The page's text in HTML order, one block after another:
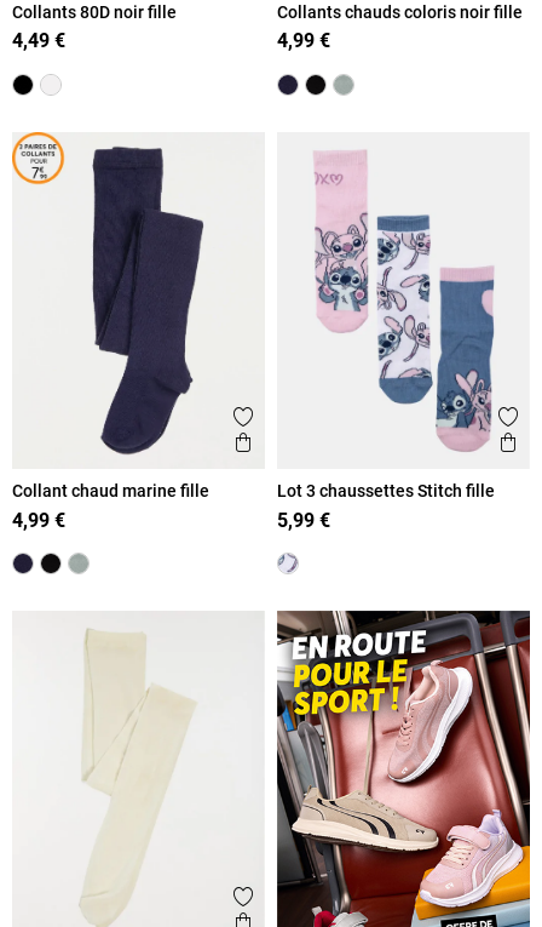
Collants 80D noir fille
4,49 €
Collants chauds coloris noir fille
4,99 €
Ajouter aux favoris
Aperçu rapide
Collant chaud marine fille
4,99 €
Lot 3 chaussettes Stitch fille
5,99 €
Ajouter aux favoris